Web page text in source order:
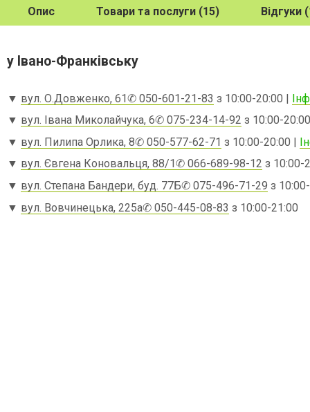
Опис Товари та послуги (15) Відгуки
у Івано-Франківську
▼ вул. О.Довженко, 61✆ 050-601-21-83 з 10:00-20:00 |
▼ вул. Івана Миколайчука, 6✆ 075-234-14-92 з 10:00-
▼ вул. Пилипа Орлика, 8✆ 050-577-62-71 з 10:00-20:00 |
▼ вул. Євгена Коновальця, 88/1✆ 066-689-98-12 з 10:00-
▼ вул. Степана Бандери, буд. 77Б✆ 075-496-71-29 з
▼ вул. Вовчинецька, 225а✆ 050-445-08-83 з 10:00-21:00